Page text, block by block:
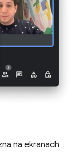
na ekranach